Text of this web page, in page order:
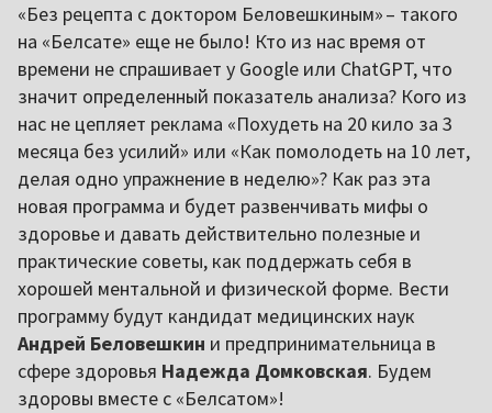
«Без рецепта с доктором Беловешкиным» – такого
на «Белсате» еще не было! Кто из нас время от
времени не спрашивает у Google или ChatGPT, что
значит определенный показатель анализа? Кого из
нас не цепляет реклама «Похудеть на 20 кило за 3
месяца без усилий» или «Как помолодеть на 10 лет,
делая одно упражнение в неделю»? Как раз эта
новая программа и будет развенчивать мифы о
здоровье и давать действительно полезные и
практические советы, как поддержать себя в
хорошей ментальной и физической форме. Вести
программу будут кандидат медицинских наук
Андрей Беловешкин и предпринимательница в
сфере здоровья Надежда Домковская. Будем
здоровы вместе с «Белсатом»!